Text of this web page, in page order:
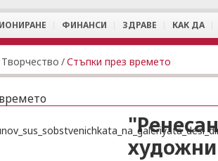
ФИНАНСИ ЗДРАВЕ КАК ДА
Творчество /Стъпки през времето